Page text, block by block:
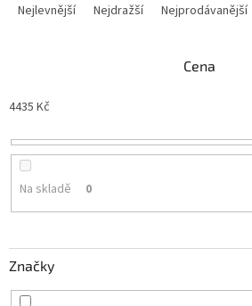
p
o
ů
Nejlevnější Nejdražší Nejprodávanější
Cena
4435 Kč
Na skladě 0
Značky